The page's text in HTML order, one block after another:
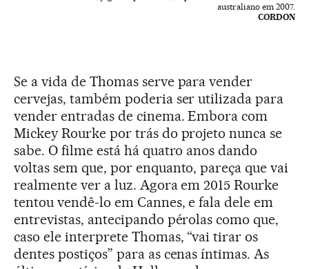
australiano em 2007.
CORDON
Se a vida de Thomas serve para vender
cervejas, também poderia ser utilizada para
vender entradas de cinema. Embora com
Mickey Rourke por trás do projeto nunca se
sabe. O filme está há quatro anos dando
voltas sem que, por enquanto, pareça que vai
realmente ver a luz. Agora em 2015 Rourke
tentou vendê-lo em Cannes, e fala dele em
entrevistas, antecipando pérolas como que,
caso ele interprete Thomas, “vai tirar os
dentes postiços” para as cenas íntimas. As